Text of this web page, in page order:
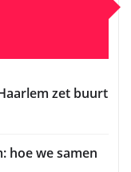
zet buurt
hoe we samen